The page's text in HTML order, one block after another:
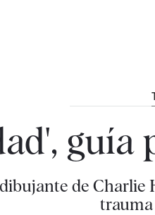
de Charlie